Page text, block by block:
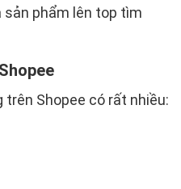
sản phẩm lên top tìm
Shopee có rất nhiều: